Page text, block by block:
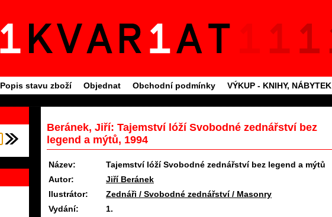
Popis stavu zboží Objednat Obchodní podmínky VÝKUP - KNIHY, NÁBYTEK
Beránek, Jiří: Tajemství lóží Svobodné zednářství bez
legend a mýtů, 1994
Název:
Tajemství lóží Svobodné zednářství bez legend a mýtů
Autor:
Jiří Beránek
Ilustrátor:
Zednáři / Svobodné zednářství / Masonry
Vydání:
1.